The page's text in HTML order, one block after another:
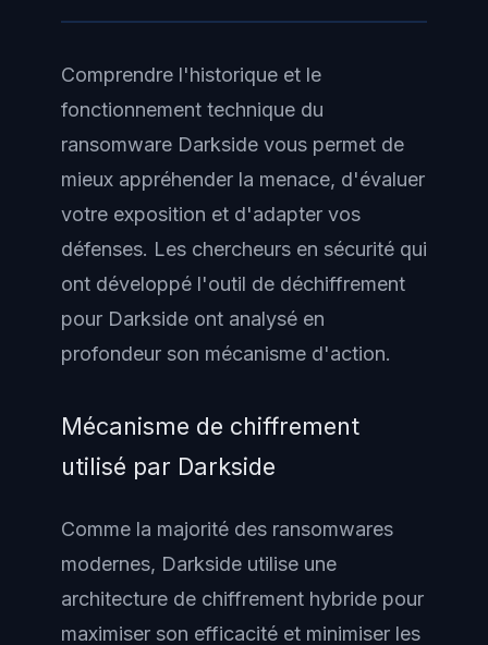
Comprendre l'historique et le
fonctionnement technique du
ransomware Darkside vous permet de
mieux appréhender la menace, d'évaluer
votre exposition et d'adapter vos
défenses. Les chercheurs en sécurité qui
ont développé l'outil de déchiffrement
pour Darkside ont analysé en
profondeur son mécanisme d'action.
Mécanisme de chiffrement
utilisé par Darkside
Comme la majorité des ransomwares
modernes, Darkside utilise une
architecture de chiffrement hybride pour
maximiser son efficacité et minimiser les